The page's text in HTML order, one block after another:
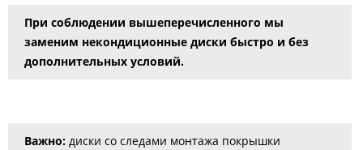
При соблюдении вышеперечисленного мы
заменим некондиционные диски быстро и без
дополнительных условий.
Важно: диски со следами монтажа покрышки